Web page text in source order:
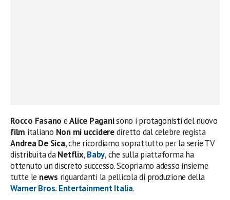
Rocco Fasano eAlice Paganisono i protagonisti del nuovo
film italiano Non mi ucciderediretto dal celebre regista
Andrea De Sica, che ricordiamo soprattutto per la serie TV
distribuita daNetflix,Baby, che sulla piattaforma ha
ottenuto un discreto successo. Scopriamo adesso insieme
tutte le news riguardanti la pellicola di produzione della
Warner Bros. Entertainment Italia.